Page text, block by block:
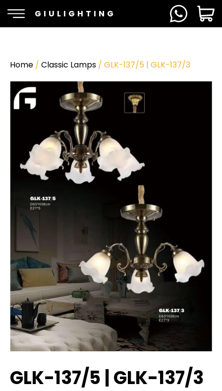
GIULIGHTING
Home / Classic Lamps / GLK-137/5 | GLK-137/3
GLK-137/5 | GLK-137/3